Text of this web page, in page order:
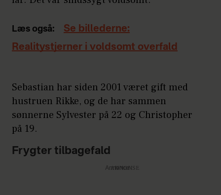
Læs også:
Se billederne:
Realitystjerner i voldsomt overfald
Sebastian har siden 2001 været gift med
hustruen Rikke, og de har sammen
sønnerne Sylvester på 22 og Christopher
på 19.
Frygter tilbagefald
Annonce